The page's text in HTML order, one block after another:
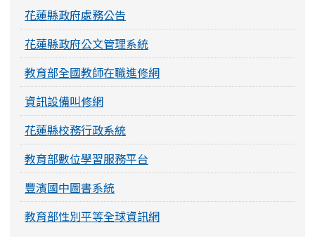
花蓮縣政府處務公告
花蓮縣政府公文管理系統
教育部全國教師在職進修網
資訊設備叫修網
花蓮縣校務行政系統
教育部數位學習服務平台
豐濱國中圖書系統
教育部性別平等全球資訊網